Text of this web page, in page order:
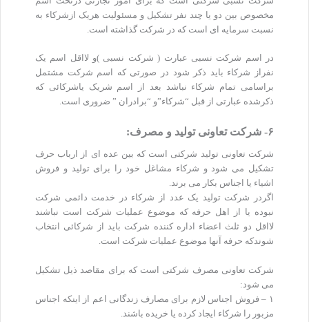
مخصوص بین دو یا چند نفر تشکیل و مسئولیت هریک ازشرکاء به
نسبت سرمایه ای است که در شرکت گذاشته است.
در اسم شرکت نسبی عبارت ( شرکت نسبی )و لااقل اسم یک
نفراز شرکاء باید ذکر شود در صورتی که اسم شرکت مشتمل
براسامی تمام شرکاء نباشد بعد از اسم شریک یاشرکائی که
ذکرشده عبارتی از قبل “شرکاء”و “برادران ” ضروری است.
۶- شرکت تعاونی تولید و مصرف:
شرکت تعاونی تولید شرکتی است که بین عده ای از ارباب حرف
تشکیل می شود و شرکاء مشاغل خود را برای تولید و فروش
اشیاء یا اجناس بکار می برند.
اگردر شرکت تولید یک عدد از شرکاء در خدمت دائمی شرکت
نبوده یا از اهل حرفه که موضوع عملیات شرکت است نباشند
لااقل دو ثلث اعضاء اداره کننده شرکت باید از شرکائی انتخاب
شوندکه حرفه آنها موضوع عملیات شرکت است.
شرکت تعاونی مصرف شرکتی است که برای مقاصد ذیل تشکیل
می شود:
۱ – فروش اجناس لازم برای مصارف زندگانی اعم از اینکه اجناس
مزبور را شرکاء ایجاد کرده یا خریده باشند.